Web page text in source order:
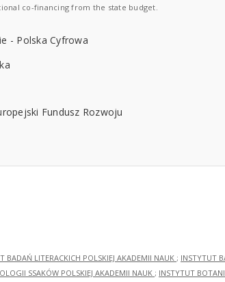
co-financing from the state budget.
BADAŃ LITERACKICH POLSKIEJ AKADEMII NAUK ; INSTYTUT
SSAKÓW POLSKIEJ AKADEMII NAUK ; INSTYTUT